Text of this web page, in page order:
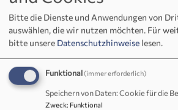
Offene Kirche
Die St. Johannis-Kirche ist
Finden und Beten ein. Außerdem
Fahrradweg zwischen Kemnath und
definitiv eine Verschnaufpause wert.
Bitte die Dienste und Anwendungen von
auswählen, die wir nutzen möchten. Für
bitte unsere Datenschutzhinweise lesen.
Funktional(immer erforderlich)
Speichern von Daten: Cookie für die
Zweck: Funktional